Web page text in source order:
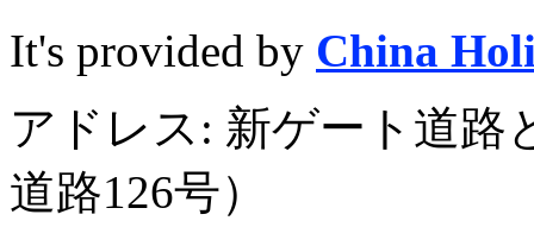
It's provided by China
アドレス: 新ゲート道路
道路126号）